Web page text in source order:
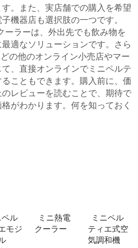
。また、実店舗での購入を希望
機器店も選択肢の一つです。
ーラーは、外出先でも飲み物を
適なソリューションです。さら
の他のオンライン小売店やマー
、直接オンラインでミニペルテ
こともできます。購入前に、価
レビューを読むことで、期待で
がわかります。何を知っておく
ペル
モジ
ミニ熱電
クーラー
ミニペル
ティエ式空
気調和機